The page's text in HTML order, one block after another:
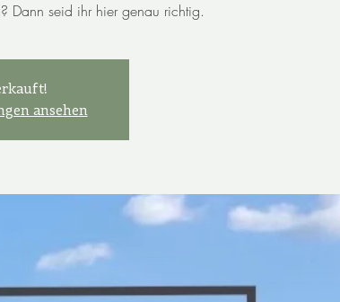
Dann seid ihr hier genau richtig.
ansehen